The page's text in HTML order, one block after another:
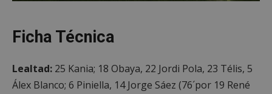
Ficha Técnica
Lealtad: 25 Kania; 18 Obaya, 22 Jordi Pola, 23 Télis, 5
Álex Blanco; 6 Piniella, 14 Jorge Sáez (76´por 19 René